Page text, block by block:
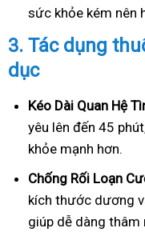
sức khỏe kém nên
3. Tác dụng
dục
Kéo Dài Quan Hệ
yêu lên đến 45
khỏe mạnh hơn.
Chống Rối Loạn
kích thước dương
giúp dễ dàng thâm